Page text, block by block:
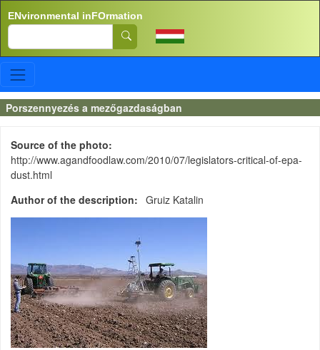
ENvironmental inFOrmation
Search
Porszennyezés a mezőgazdaságban
Source of the photo
http://www.agandfoodlaw.com/2010/07/legislators-critical-of-epa-
dust.html
Author of the description
Gruiz Katalin